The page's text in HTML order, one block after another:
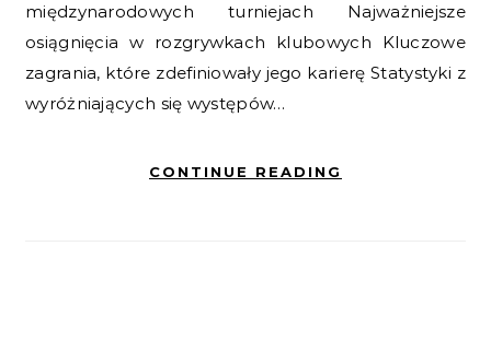
międzynarodowych turniejach Najważniejsze
osiągnięcia w rozgrywkach klubowych Kluczowe
zagrania, które zdefiniowały jego karierę Statystyki z
wyróżniających się występów…
CONTINUE READING